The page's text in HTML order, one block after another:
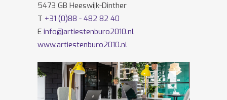
5473 GB Heeswijk-Dinther
T +31 (0)88 - 482 82 40
E info@artiestenburo2010.nl
www.artiestenburo2010.nl
Volg ons ook opFacebookenTwitter